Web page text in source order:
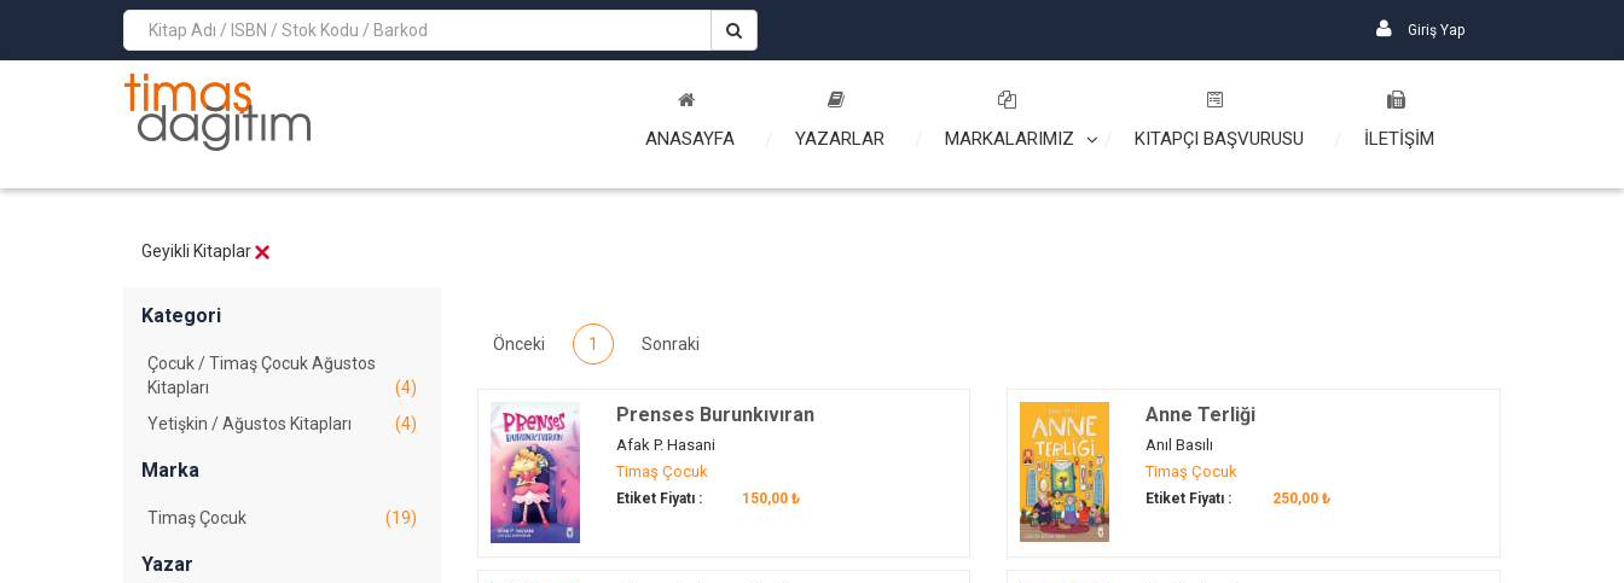
>
Giriş Yap
ANASAYFA YAZARLAR MARKALARIMIZ KITAPÇI BAŞVURUSU İLETİŞİM
Geyikli Kitaplar
Kategori
Çocuk / Timaş Çocuk Ağustos
Kitapları
(4)
Yetişkin / Ağustos Kitapları
(4)
Marka
Timaş Çocuk (19)
Yazar
Önceki 1 Sonraki
Prenses Burunkıvıran
Afak P. Hasani
Timaş Çocuk
Etiket Fiyatı : 150,00 ₺
Anne Terliği
Anıl Basılı
Timaş Çocuk
Etiket Fiyatı : 250,00 ₺